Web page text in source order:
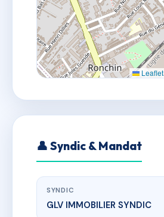
Leaflet
👤 Syndic & Mandat
SYNDIC
GLV IMMOBILIER SYNDIC